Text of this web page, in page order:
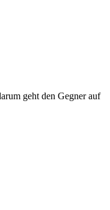
geht den Gegner auf